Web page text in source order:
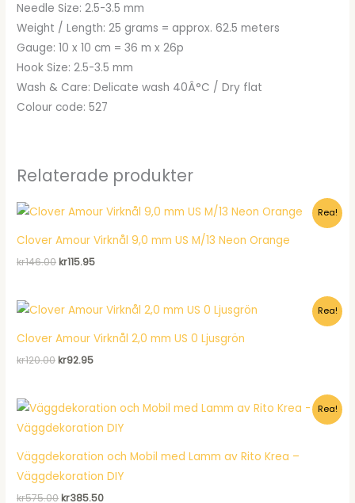
Needle Size: 2.5-3.5 mm
Weight / Length: 25 grams = approx. 62.5 meters
Gauge: 10 x 10 cm = 36 m x 26p
Hook Size: 2.5-3.5 mm
Wash & Care: Delicate wash 40Â°C / Dry flat
Colour code: 527
Relaterade produkter
Rea!
Clover Amour Virknål 9,0 mm US M/13 Neon Orange
kr146.00Det
kr146.00.
kr115.95Det
kr115.95.
Rea!
Clover Amour Virknål 2,0 mm US 0 Ljusgrön
kr120.00Det
kr120.00.
kr92.95Det
kr92.95.
Rea!
Väggdekoration och Mobil med Lamm av Rito Krea –
Väggdekoration DIY
kr575.00Det
kr385.50Det